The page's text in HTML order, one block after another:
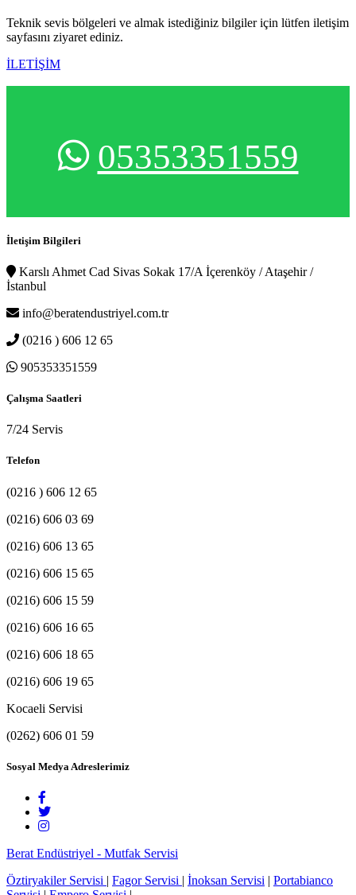
Teknik sevis bölgeleri ve almak istediğiniz bilgiler için lütfen iletişim
sayfasını ziyaret ediniz.
İLETİŞİM
05353351559
İletişim Bilgileri
Karslı Ahmet Cad Sivas Sokak 17/A İçerenköy / Ataşehir /
İstanbul
info@beratendustriyel.com.tr
(0216 ) 606 12 65
905353351559
Çalışma Saatleri
7/24 Servis
Telefon
(0216 ) 606 12 65
(0216) 606 03 69
(0216) 606 13 65
(0216) 606 15 65
(0216) 606 15 59
(0216) 606 16 65
(0216) 606 18 65
(0216) 606 19 65
Kocaeli Servisi
(0262) 606 01 59
Sosyal Medya Adreslerimiz
Berat Endüstriyel - Mutfak Servisi
Öztiryakiler Servisi | Fagor Servisi | İnoksan Servisi | Portabianco